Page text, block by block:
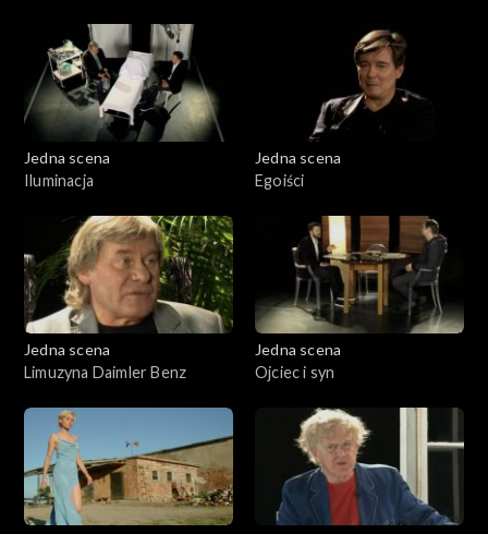
Jedna scena
Iluminacja
Jedna scena
Egoiści
Jedna scena
Limuzyna Daimler Benz
Jedna scena
Ojciec i syn